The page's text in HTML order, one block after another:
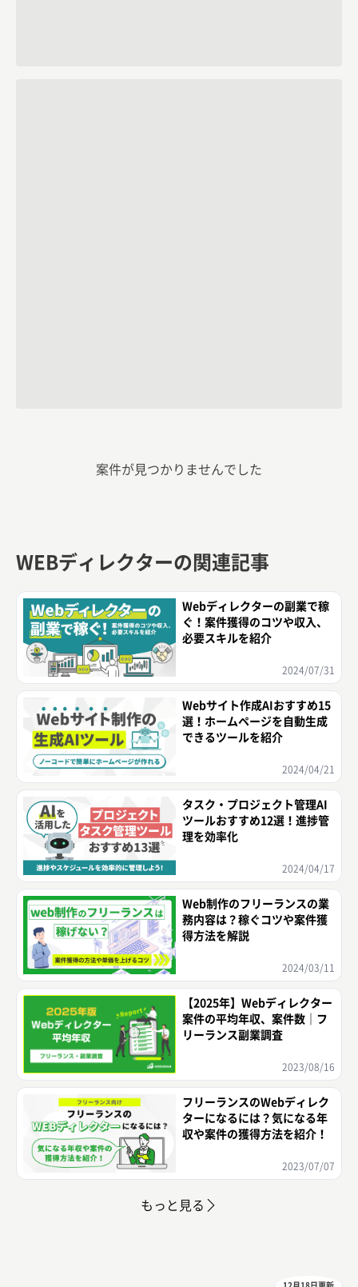
案件が見つかりませんでした
WEBディレクターの関連記事
Webディレクターの副業で稼
ぐ！案件獲得のコツや収入、
必要スキルを紹介
2024/07/31
Webサイト作成AIおすすめ15
選！ホームページを自動生成
できるツールを紹介
2024/04/21
タスク・プロジェクト管理AI
ツールおすすめ12選！進捗管
理を効率化
2024/04/17
Web制作のフリーランスの業
務内容は？稼ぐコツや案件獲
得方法を解説
2024/03/11
【2025年】Webディレクター
案件の平均年収、案件数｜フ
リーランス副業調査
2023/08/16
フリーランスのWebディレク
ターになるには？気になる年
収や案件の獲得方法を紹介！
2023/07/07
もっと見る